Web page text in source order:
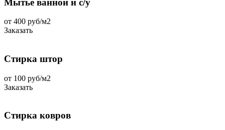
от 400 руб/м2
Заказать
Стирка штор
от 100 руб/м2
Заказать
Стирка ковров